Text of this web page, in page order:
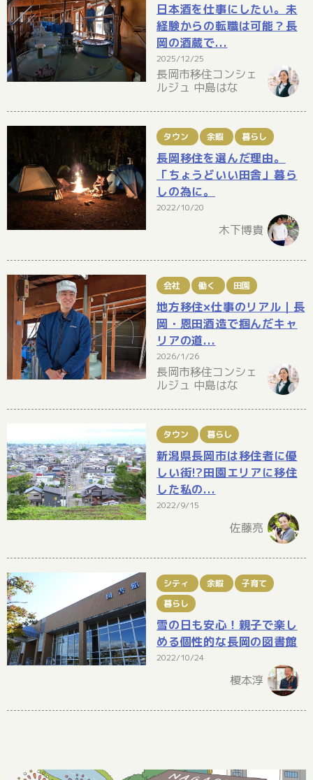
日本酒を仕事にしたい。未
経験からの転職は可能？長
岡の酒蔵で...
2025/12/25
長岡市移住コンシェ
ルジュ 中島はな
タウン 余暇 暮らし
長岡移住を選んだ理由。
「ちょうどいい田舎」暮ら
しの為に。
2022/10/20
木下博貴
会社 働く 田園
地方移住×仕事のリアル｜長
岡・恩田酒造で掴んだキャ
リアの道...
2026/1/26
長岡市移住コンシェ
ルジュ 中島はな
タウン 暮らし
新潟県長岡市は移住者に優
しい街!?田園エリアに移住
した私の...
2022/9/15
佐藤亮
シティ 余暇
子育て
暮らし
雪の日も安心！親子で楽し
める個性的な長岡の図書館
2022/10/24
榎本淳